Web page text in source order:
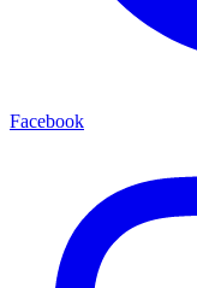
Facebook